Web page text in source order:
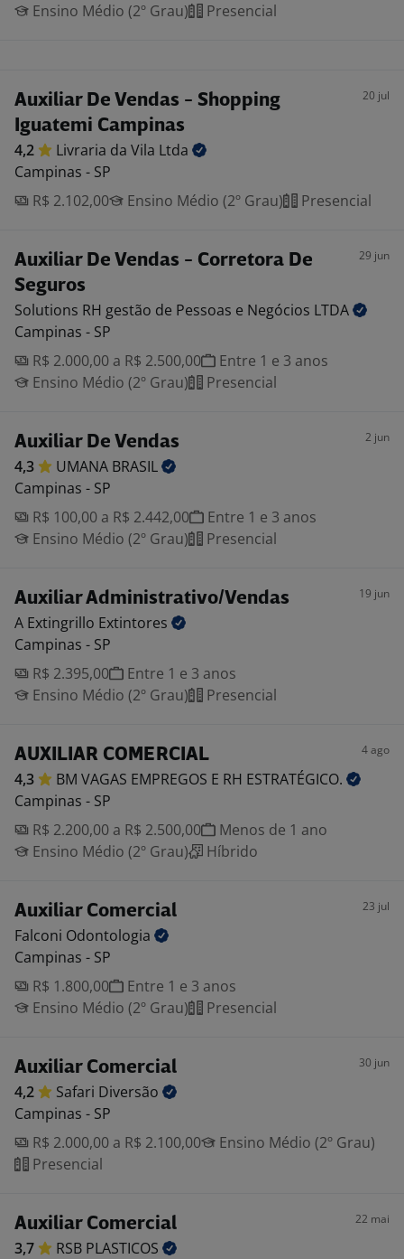
Ensino Médio (2º Grau)
Presencial
Auxiliar De Vendas - Shopping
Iguatemi Campinas
20 jul
4,2 Livraria da Vila Ltda
Campinas - SP
R$ 2.102,00
Ensino Médio (2º Grau) Presencial
Auxiliar De Vendas - Corretora De
Seguros
29 jun
Solutions RH gestão de Pessoas e Negócios LTDA
Campinas - SP
R$ 2.000,00 a R$ 2.500,00
Entre 1 e 3 anos
Ensino Médio (2º Grau)
Presencial
Auxiliar De Vendas 2 jun
4,3 UMANA BRASIL
Campinas - SP
R$ 100,00 a R$ 2.442,00
Entre 1 e 3 anos
Ensino Médio (2º Grau)
Presencial
Auxiliar Administrativo/Vendas 19 jun
A Extingrillo Extintores
Campinas - SP
R$ 2.395,00
Entre 1 e 3 anos
Ensino Médio (2º Grau)
Presencial
AUXILIAR COMERCIAL 4 ago
4,3 BM VAGAS EMPREGOS E RH ESTRATÉGICO.
Campinas - SP
R$ 2.200,00 a R$ 2.500,00
Menos de 1 ano
Ensino Médio (2º Grau)
Híbrido
Auxiliar Comercial 23 jul
Falconi Odontologia
Campinas - SP
R$ 1.800,00
Entre 1 e 3 anos
Ensino Médio (2º Grau)
Presencial
Auxiliar Comercial 30 jun
4,2 Safari Diversão
Campinas - SP
R$ 2.000,00 a R$ 2.100,00
Ensino Médio (2º Grau)
Presencial
Auxiliar Comercial 22 mai
3,7 RSB PLASTICOS